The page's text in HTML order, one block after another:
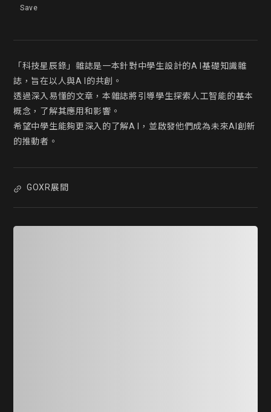
Save
「科技星辰錄」雜誌是一本針對中學生設計的A I基礎知識雜
誌，旨在以人與A I的共創。
透過深入易懂的文章，本雜誌將引導學生探索人工智能的基本
概念，了解其應用和影響。
希望中學生能夠更深入的了解A I，並啟發他們成為未來AI創新
的推動者。
GOXR展間